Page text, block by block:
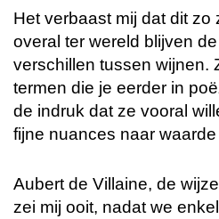
Het verbaast mij dat dit
overal ter wereld blijven
verschillen tussen wijnen.
termen die je eerder in
de indruk dat ze vooral
fijne nuances naar
Aubert de Villaine, de
zei mij ooit, nadat we